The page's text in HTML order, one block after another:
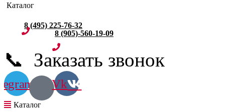
8 (495) 225-76-32
8 (905)-560-19-09
📞 Заказать звонок
Vk